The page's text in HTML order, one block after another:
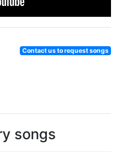
Contact us to request songs
songs